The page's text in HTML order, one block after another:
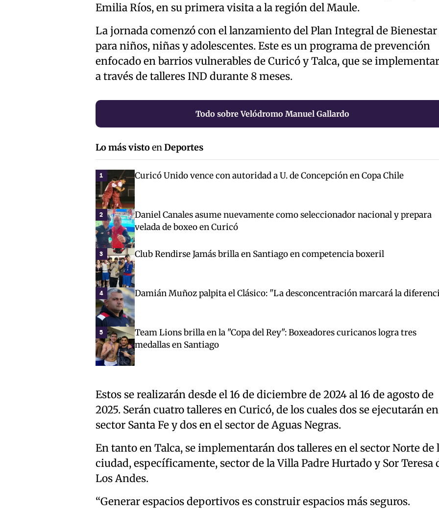
Emilia Ríos, en su primera visita a la región del Maule.
La jornada comenzó con el lanzamiento del Plan Integral de Bienestar
para niños, niñas y adolescentes. Este es un programa de prevención
enfocado en barrios vulnerables de Curicó y Talca, que se
a través de talleres IND durante 8 meses.
Todo sobre Velódromo Manuel Gallardo
Lo más vistoenDeportes
1 Curicó Unido vence con autoridad a U. de Concepción en Copa Chile
2
Daniel Canales asume nuevamente como seleccionador nacional y prepara
velada de boxeo en Curicó
3 Club Rendirse Jamás brilla en Santiago en competencia boxeril
4 Damián Muñoz palpita el Clásico: "La desconcentración marcará la
5
Team Lions brilla en la "Copa del Rey": Boxeadores curicanos logra tres
medallas en Santiago
Estos se realizarán desde el 16 de diciembre de 2024 al 16 de agosto de
2025. Serán cuatro talleres en Curicó, de los cuales dos se ejecutarán
sector Santa Fe y dos en el sector de Aguas Negras.
En tanto en Talca, se implementarán dos talleres en el sector Norte de
ciudad, específicamente, sector de la Villa Padre Hurtado y Sor Teresa
Los Andes.
“Generar espacios deportivos es construir espacios más seguros.